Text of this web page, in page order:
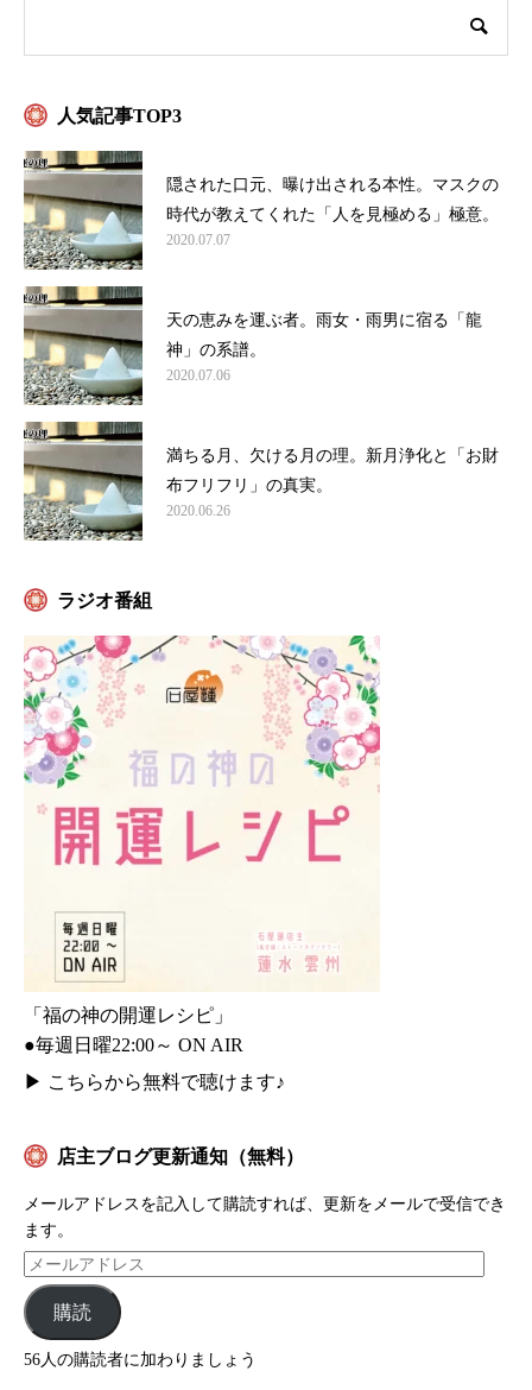
人気記事TOP3
隠された口元、曝け出される本性。マスクの
時代が教えてくれた「人を見極める」極意。
2020.07.07
天の恵みを運ぶ者。雨女・雨男に宿る「龍
神」の系譜。
2020.07.06
満ちる月、欠ける月の理。新月浄化と「お財
布フリフリ」の真実。
2020.06.26
ラジオ番組
「福の神の開運レシピ」
●毎週日曜22:00～ ON AIR
▶ こちらから無料で聴けます♪
店主ブログ更新通知（無料）
メールアドレスを記入して購読すれば、更新をメールで受信でき
ます。
購読
56人の購読者に加わりましょう